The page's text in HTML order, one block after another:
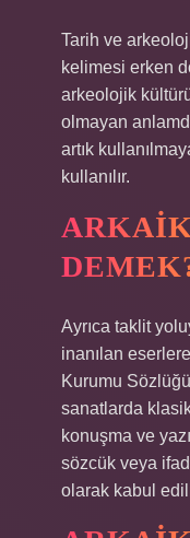
Tarih ve
kelimesi erken
arkeolojik
olmayan
artık
kullanılır.
Ayrıca taklit
inanılan
Kurumu
sanatlarda
konuşma ve
sözcük veya
olarak kabul